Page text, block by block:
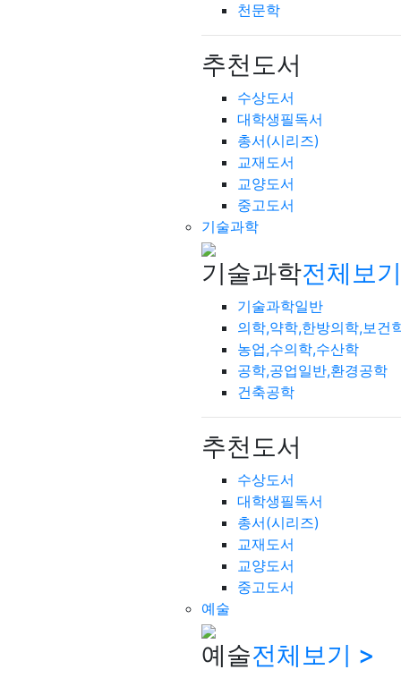
천문학
추천도서
수상도서
대학생필독서
총서(시리즈)
교재도서
교양도서
중고도서
기술과학
기술과학전체보
기술과학일반
의학,약학,한방의학,보건
농업,수의학,수산학
공학,공업일반,환경공학
건축공학
추천도서
수상도서
대학생필독서
총서(시리즈)
교재도서
교양도서
중고도서
예술
예술전체보기 >